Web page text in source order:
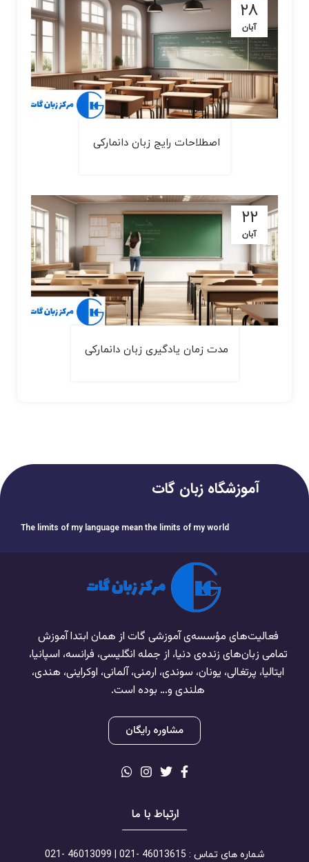
۲۸
آبان
اصطلاحات رایج زبان دانمارکی
۲۲
آبان
مدت زمان یادگیری زبان دانمارکی
آموزشگاه زبان گات
The limits of my language mean the limits of my world
فعالیت‌های مؤسسه‌ی آموزشی گات از همان ابتدا آموزش
تمامی زبان‌های زنده‌ی دنیا، از جمله انگلیسی، فرانسه، اسپانیا،
ایتالیا، پرتغالی، یونان، سوندی، ارمنی، آلمانی، اوکراینی، هندی،
هلندی و… بوده است.
مشاوره رایگان
ارتباط با ما
شماره های تماس : 46013615 -021 | 46013099 -021